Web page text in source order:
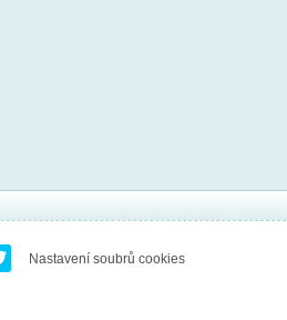
Nastavení soubrů cookies